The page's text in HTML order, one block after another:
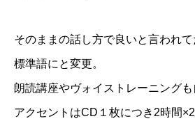
そのままの話し方で良いと言われ
標準語にと変更。
朗読講座やヴォイストレーニングも
アクセントはCD１枚につき2時間